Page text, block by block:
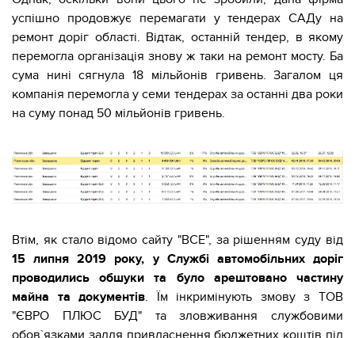
успішно продовжує перемагати у тендерах САДу на
ремонт доріг області. Відтак, останній тендер, в якому
перемогла організація знову ж таки на ремонт мосту. Ба
сума нині сягнула18 мільйонів гривень. Загалом ця
компанія перемогла у семи тендерах за останні два роки
на суму понад 50 мільйонів гривень.
Втім, як стало відомо сайту "ВСЕ", за рішенням суду від
15 липня 2019 року, у Службі автомобільних доріг
проводились обшуки та було арештовано частину
майна та документів. Їм інкримінують змову з ТОВ
"ЄВРО ПЛЮС БУД" та зловживання службовими
обов`язками задля привласнення бюджетних коштів під